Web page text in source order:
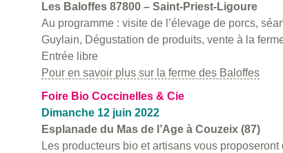
Les Baloffes 87800 – Saint-Priest-Ligoure
Au programme : visite de l’élevage de porcs,
Guylain, Dégustation de produits, vente à la
Entrée libre
Pour en savoir plus sur la ferme des Baloffes
Foire Bio Coccinelles & Cie
Dimanche 12 juin 2022
Esplanade du Mas de l’Age à Couzeix (87)
Les producteurs bio et artisans vous